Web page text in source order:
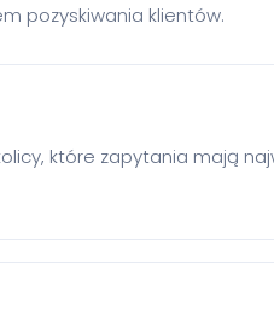
pozyskiwania klientów.
które zapytania mają